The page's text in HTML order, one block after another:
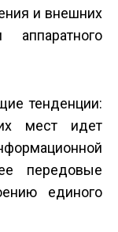
и внешних
тенденции:
мест идет
передовые
единого